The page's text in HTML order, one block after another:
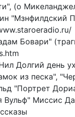
(о
"Мзнфилдский
Бовари"
Долгий день
из песка",
"Портрет
Вульф" Миссис